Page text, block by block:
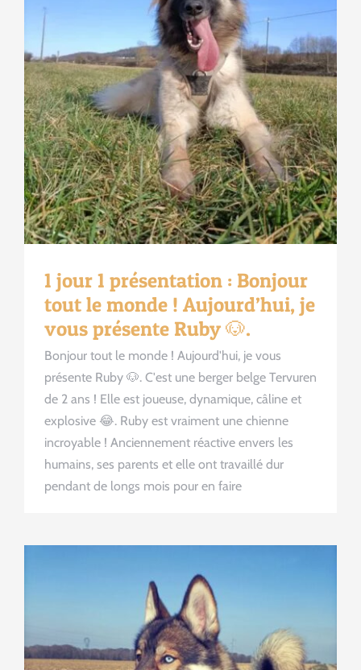
1 jour 1 présentation : Bonjour
tout le monde ! Aujourd’hui, je
vous présente Ruby 🐶.
Bonjour tout le monde ! Aujourd'hui, je vous
présente Ruby 🐶. C'est une berger belge Tervuren
de 2 ans ! Elle est joueuse, dynamique, câline et
explosive 😂. Ruby est vraiment une chienne
incroyable ! Anciennement réactive envers les
humains, ses parents et elle ont travaillé dur
pendant de longs mois pour en faire